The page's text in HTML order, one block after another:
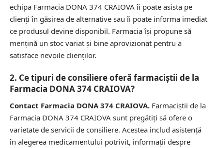
echipa Farmacia DONA 374 CRAIOVA îi poate asista pe
clienți în găsirea de alternative sau îi poate informa imediat
ce produsul devine disponibil. Farmacia își propune să
mențină un stoc variat și bine aprovizionat pentru a
satisface nevoile clienților.
2. Ce tipuri de consiliere oferă farmaciștii de la
Farmacia DONA 374 CRAIOVA?
Contact Farmacia DONA 374 CRAIOVA. Farmaciștii de la
Farmacia DONA 374 CRAIOVA sunt pregătiți să ofere o
varietate de servicii de consiliere. Acestea includ asistență
în alegerea medicamentului potrivit, informații despre